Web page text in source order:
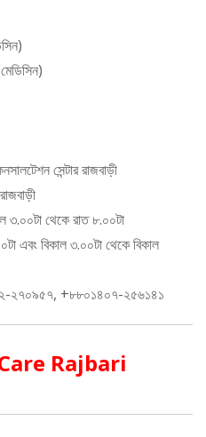
সেন্টার রাজবাড়ী
৩.০০টা থেকে রাত ৮.০০টা
এবং বিকাল ৩.০০টা থেকে বিকাল
২৭০৯৫৭, +৮৮০১৪০৭-২৫৬১৪১
Care Rajbari